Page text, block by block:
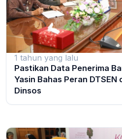
1 tahun yang lalu
Pastikan Data Penerima
Yasin Bahas Peran DTSEN
Dinsos